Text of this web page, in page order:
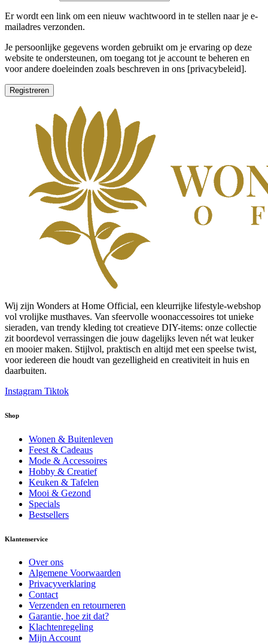
Er wordt een link om een nieuw wachtwoord in te stellen naar je e-
mailadres verzonden.
Je persoonlijke gegevens worden gebruikt om je ervaring op deze
website te ondersteunen, om toegang tot je account te beheren en
voor andere doeleinden zoals beschreven in ons [privacybeleid].
Registreren
Wij zijn Wonders at Home Official, een kleurrijke lifestyle-webshop
vol vrolijke musthaves. Van sfeervolle woonaccessoires tot unieke
sieraden, van trendy kleding tot creatieve DIY-items: onze collectie
zit boordevol verrassingen die jouw dagelijks leven nét wat leuker
en mooier maken. Stijlvol, praktisch en altijd met een speelse twist,
voor iedereen die houdt van gezelligheid en creativiteit in huis en
daarbuiten.
Instagram Tiktok
Shop
Wonen & Buitenleven
Feest & Cadeaus
Mode & Accessoires
Hobby & Creatief
Keuken & Tafelen
Mooi & Gezond
Specials
Bestsellers
Klantenservice
Over ons
Algemene Voorwaarden
Privacyverklaring
Contact
Verzenden en retourneren
Garantie, hoe zit dat?
Klachtenregeling
Mijn Account